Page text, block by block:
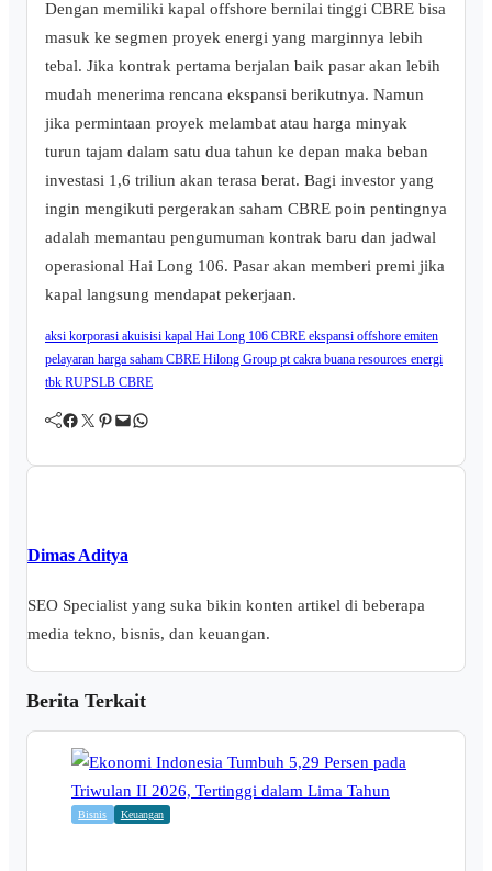
Dengan memiliki kapal offshore bernilai tinggi CBRE bisa
masuk ke segmen proyek energi yang marginnya lebih
tebal. Jika kontrak pertama berjalan baik pasar akan lebih
mudah menerima rencana ekspansi berikutnya. Namun
jika permintaan proyek melambat atau harga minyak
turun tajam dalam satu dua tahun ke depan maka beban
investasi 1,6 triliun akan terasa berat. Bagi investor yang
ingin mengikuti pergerakan saham CBRE poin pentingnya
adalah memantau pengumuman kontrak baru dan jadwal
operasional Hai Long 106. Pasar akan memberi premi jika
kapal langsung mendapat pekerjaan.
aksi korporasi akuisisi kapal Hai Long 106 CBRE ekspansi offshore emiten
pelayaran harga saham CBRE Hilong Group pt cakra buana resources energi
tbk RUPSLB CBRE
Facebook Twitter Pinterest Mail WhatsApp
Dimas Aditya
SEO Specialist yang suka bikin konten artikel di beberapa
media tekno, bisnis, dan keuangan.
Berita Terkait
Bisnis Keuangan